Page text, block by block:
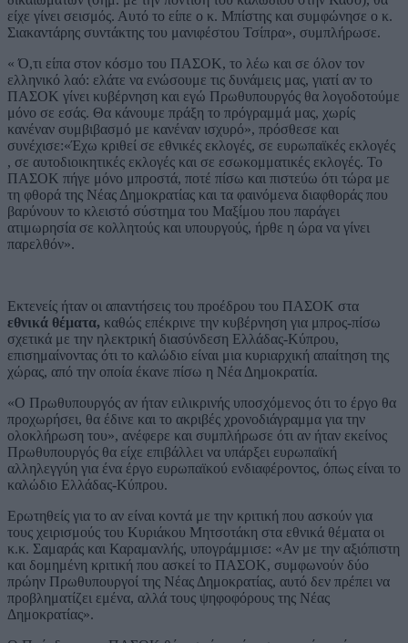
είχε γίνει σεισμός. Αυτό το είπε ο κ. Μπίστης και συμφώνησε ο κ.
Σιακαντάρης συντάκτης του μανιφέστου Τσίπρα», συμπλήρωσε.
« Ό,τι είπα στον κόσμο του ΠΑΣΟΚ, το λέω και σε όλον τον
ελληνικό λαό: ελάτε να ενώσουμε τις δυνάμεις μας, γιατί αν το
ΠΑΣΟΚ γίνει κυβέρνηση και εγώ Πρωθυπουργός θα λογοδοτούμε
μόνο σε εσάς. Θα κάνουμε πράξη το πρόγραμμά μας, χωρίς
κανέναν συμβιβασμό με κανέναν ισχυρό», πρόσθεσε και
συνέχισε:«Έχω κριθεί σε εθνικές εκλογές, σε ευρωπαϊκές εκλογές
, σε αυτοδιοικητικές εκλογές και σε εσωκομματικές εκλογές. Το
ΠΑΣΟΚ πήγε μόνο μπροστά, ποτέ πίσω και πιστεύω ότι τώρα με
τη φθορά της Νέας Δημοκρατίας και τα φαινόμενα διαφθοράς που
βαρύνουν το κλειστό σύστημα του Μαξίμου που παράγει
ατιμωρησία σε κολλητούς και υπουργούς, ήρθε η ώρα να γίνει
παρελθόν».
Εκτενείς ήταν οι απαντήσεις του προέδρου του ΠΑΣΟΚ στα
εθνικά θέματα, καθώς επέκρινε την κυβέρνηση για μπρος-πίσω
σχετικά με την ηλεκτρική διασύνδεση Ελλάδας-Κύπρου,
επισημαίνοντας ότι το καλώδιο είναι μια κυριαρχική απαίτηση της
χώρας, από την οποία έκανε πίσω η Νέα Δημοκρατία.
«Ο Πρωθυπουργός αν ήταν ειλικρινής υποσχόμενος ότι το έργο θα
προχωρήσει, θα έδινε και το ακριβές χρονοδιάγραμμα για την
ολοκλήρωση του», ανέφερε και συμπλήρωσε ότι αν ήταν εκείνος
Πρωθυπουργός θα είχε επιβάλλει να υπάρξει ευρωπαϊκή
αλληλεγγύη για ένα έργο ευρωπαϊκού ενδιαφέροντος, όπως είναι το
καλώδιο Ελλάδας-Κύπρου.
Ερωτηθείς για το αν είναι κοντά με την κριτική που ασκούν για
τους χειρισμούς του Κυριάκου Μητσοτάκη στα εθνικά θέματα οι
κ.κ. Σαμαράς και Καραμανλής, υπογράμμισε: «Αν με την αξιόπιστη
και δομημένη κριτική που ασκεί το ΠΑΣΟΚ, συμφωνούν δύο
πρώην Πρωθυπουργοί της Νέας Δημοκρατίας, αυτό δεν πρέπει να
προβληματίζει εμένα, αλλά τους ψηφοφόρους της Νέας
Δημοκρατίας».